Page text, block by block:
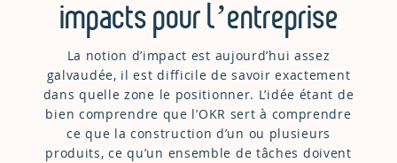
impacts pour l’entreprise
La notion d’impact est aujourd’hui assez
galvaudée, il est difficile de savoir exactement
dans quelle zone le positionner. L’idée étant de
bien comprendre que l’OKR sert à comprendre
ce que la construction d’un ou plusieurs
produits, ce qu’un ensemble de tâches doivent